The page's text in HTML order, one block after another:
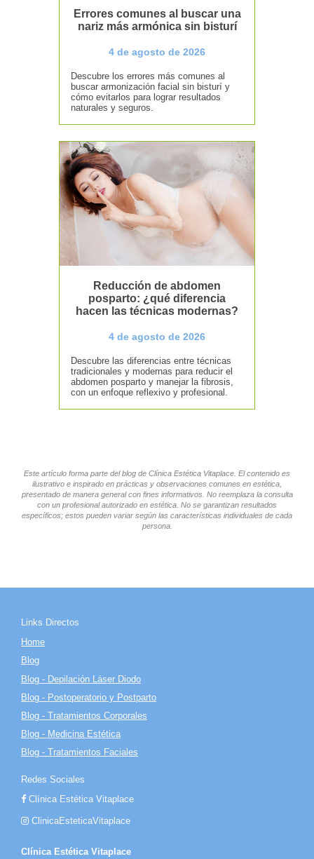
Errores comunes al buscar una
nariz más armónica sin bisturí
4 de agosto de 2026
Descubre los errores más comunes al
buscar armonización facial sin bisturí y
cómo evitarlos para lograr resultados
naturales y seguros.
Reducción de abdomen
posparto: ¿qué diferencia
hacen las técnicas modernas?
4 de agosto de 2026
Descubre las diferencias entre técnicas
tradicionales y modernas para reducir el
abdomen posparto y manejar la fibrosis,
con un enfoque reflexivo y profesional.
Este artículo forma parte del blog de Clínica Estética Vitaplace. El contenido es
ilustrativo e inspirado en prácticas y observaciones comunes en estética,
presentado de manera general con fines informativos. No reemplaza la consulta
con un profesional autorizado en estética. No se garantizan resultados
específicos; estos pueden variar según las características individuales de cada
persona.
Links Directos
Home
Blog
Blog - Depilación Láser Diodo
Blog - Postoperatorio y Postparto
Blog - Tratamientos Corporales
Blog - Medicina Estética
Blog - Tratamientos Faciales
Redes Sociales
Clínica Estética Vitaplace
ClinicaEsteticaVitaplace
Clínica Estética Vitaplace